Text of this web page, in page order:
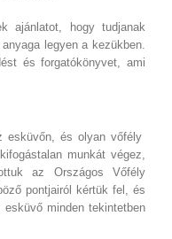
ajánlatot, hogy tudjanak
legyen a kezükben.
és forgatókönyvet, ami
esküvőn, és olyan vőfély
munkát végez,
az Országos Vőfély
pontjairól kértük fel, és
minden tekintetben